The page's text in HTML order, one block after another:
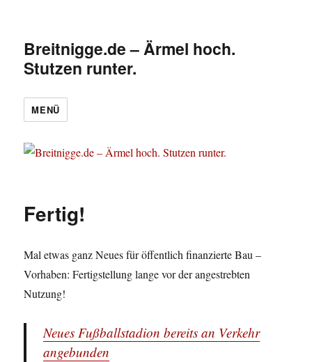
Breitnigge.de – Ärmel hoch.
Stutzen runter.
MENÜ
Fertig!
Mal etwas ganz Neues für öffentlich finanzierte Bau –
Vorhaben: Fertigstellung lange vor der angestrebten
Nutzung!
Neues Fußballstadion bereits an Verkehr
angebunden